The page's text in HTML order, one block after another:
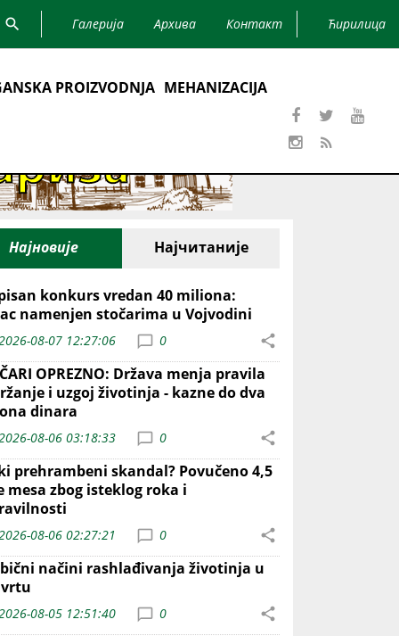
Галерија Архива Контакт Ћирилица
PROIZVODNJA MEHANIZACIJA
Најновије Најчитаније
konkurs vredan 40 miliona:
namenjen stočarima u Vojvodini
08-07 12:27:06 0
OPREZNO: Država menja pravila
i uzgoj životinja - kazne do dva
dinara
08-06 03:18:33 0
prehrambeni skandal? Povučeno 4,5
mesa zbog isteklog roka i
08-06 02:27:21 0
načini rashlađivanja životinja u
vrtu
08-05 12:51:40 0